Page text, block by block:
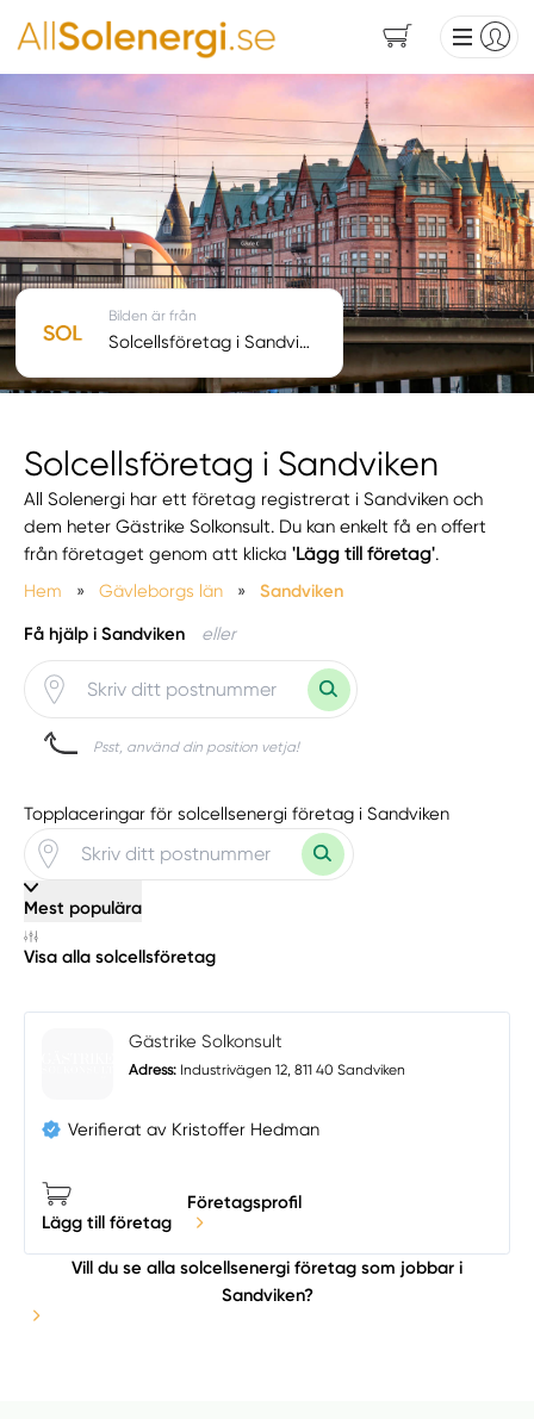
Solcellsföretag i Sandviken
All Solenergi har ett företag registrerat i Sandviken och
dem heter Gästrike Solkonsult. Du kan enkelt få en offert
från företaget genom att klicka'Lägg till företag'.
Hem
» Gävleborgs län » Sandviken
Få hjälp i Sandviken eller
Psst, använd din position vetja!
Bilden är från
Solcellsföretag i Sandviken
Topplaceringar för solcellsenergi företag i Sandviken
Mest populära
Visa alla solcellsföretag
Gästrike Solkonsult
Adress: Industrivägen 12, 811 40 Sandviken
Verifierat av Kristoffer Hedman
Lägg till företag
Företagsprofil
Vill du se alla solcellsenergi företag som jobbar i
Sandviken?